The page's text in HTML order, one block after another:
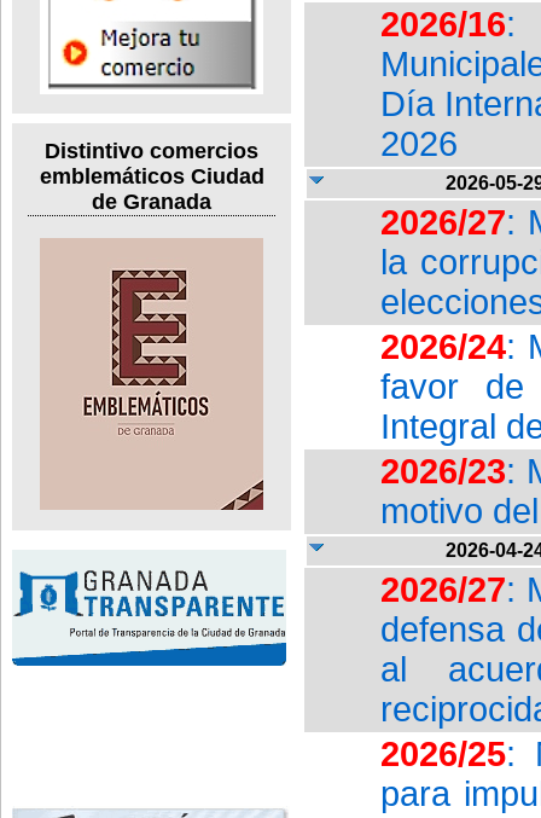
Distintivo comercios
emblemáticos Ciudad
de Granada
2026/16:
Día
2026
2026-05-
2026/27:
la
2026/24:
favor de
Integral
2026/23:
motivo
2026-04-
2026/27:
defensa
al
2026/25:
para